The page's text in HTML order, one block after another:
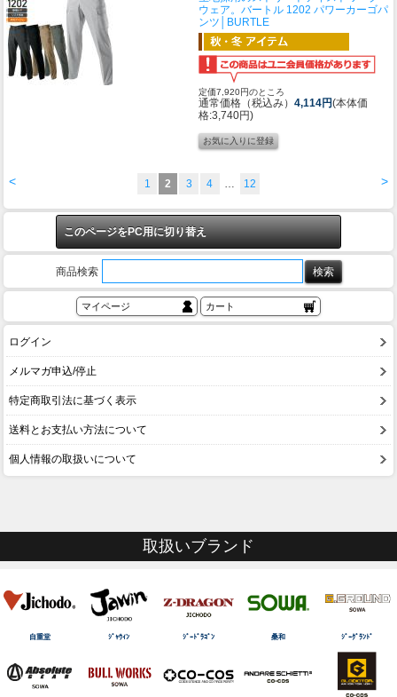
ウェア。 バートル 1202 パワーカーゴパ
ンツ│BURTLE
定価7,920円のところ
通常価格（税込み） 4,114円(本体価
格:3,740円)
< >
1 2 3 4 … 12
このページをPC用に切り替え
商品検索
マイページ カート
ログイン
メルマガ申込/停止
特定商取引法に基づく表示
送料とお支払い方法について
個人情報の取扱いについて
取扱いブランド
自重堂 ｼﾞｬｳｨﾝ ｼﾞｰﾄﾞﾗｺﾞﾝ 桑和 ｼﾞｰｸﾞﾗﾝﾄﾞ